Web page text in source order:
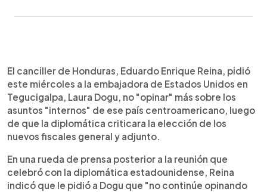
► Escuchar artículo
El canciller de Honduras, Eduardo Enrique Reina, pidió
este miércoles a la embajadora de Estados Unidos en
Tegucigalpa, Laura Dogu, no "opinar" más sobre los
asuntos "internos" de ese país centroamericano, luego
de que la diplomática criticara la elección de los
nuevos fiscales general y adjunto.
En una rueda de prensa posterior a la reunión que
celebró con la diplomática estadounidense, Reina
indicó que le pidió a Dogu que "no continúe opinando